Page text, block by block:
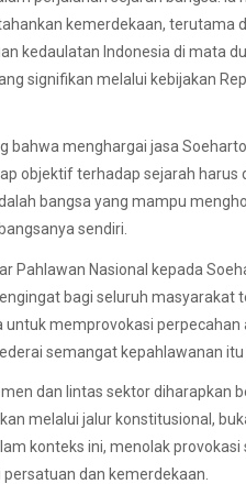
kemerdekaan, terutama
kedaulatan Indonesia di mata
signifikan melalui kebijakan
bahwa menghargai jasa
objektif terhadap sejarah
bangsa yang mampu
sendiri.
Pahlawan Nasional kepada
bagi seluruh
untuk memprovokasi
semangat kepahlawanan itu
dan lintas sektor diharapkan
melalui jalur konstitusional,
konteks ini, menolak
dan kemerdekaan.